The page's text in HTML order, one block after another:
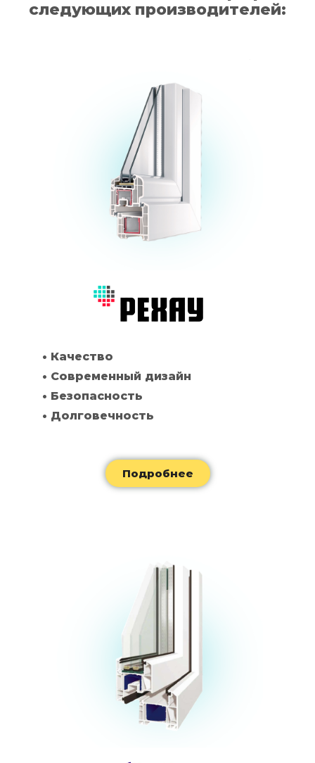
следующих производителей:
• Качество
• Современный дизайн
• Безопасность
• Долговечность
Подробнее